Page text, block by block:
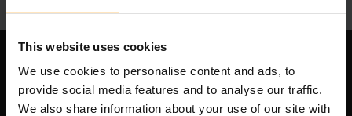
This website uses cookies
We use cookies to personalise content and ads, to
provide social media features and to analyse our traffic.
We also share information about your use of our site with
Şirketimiz